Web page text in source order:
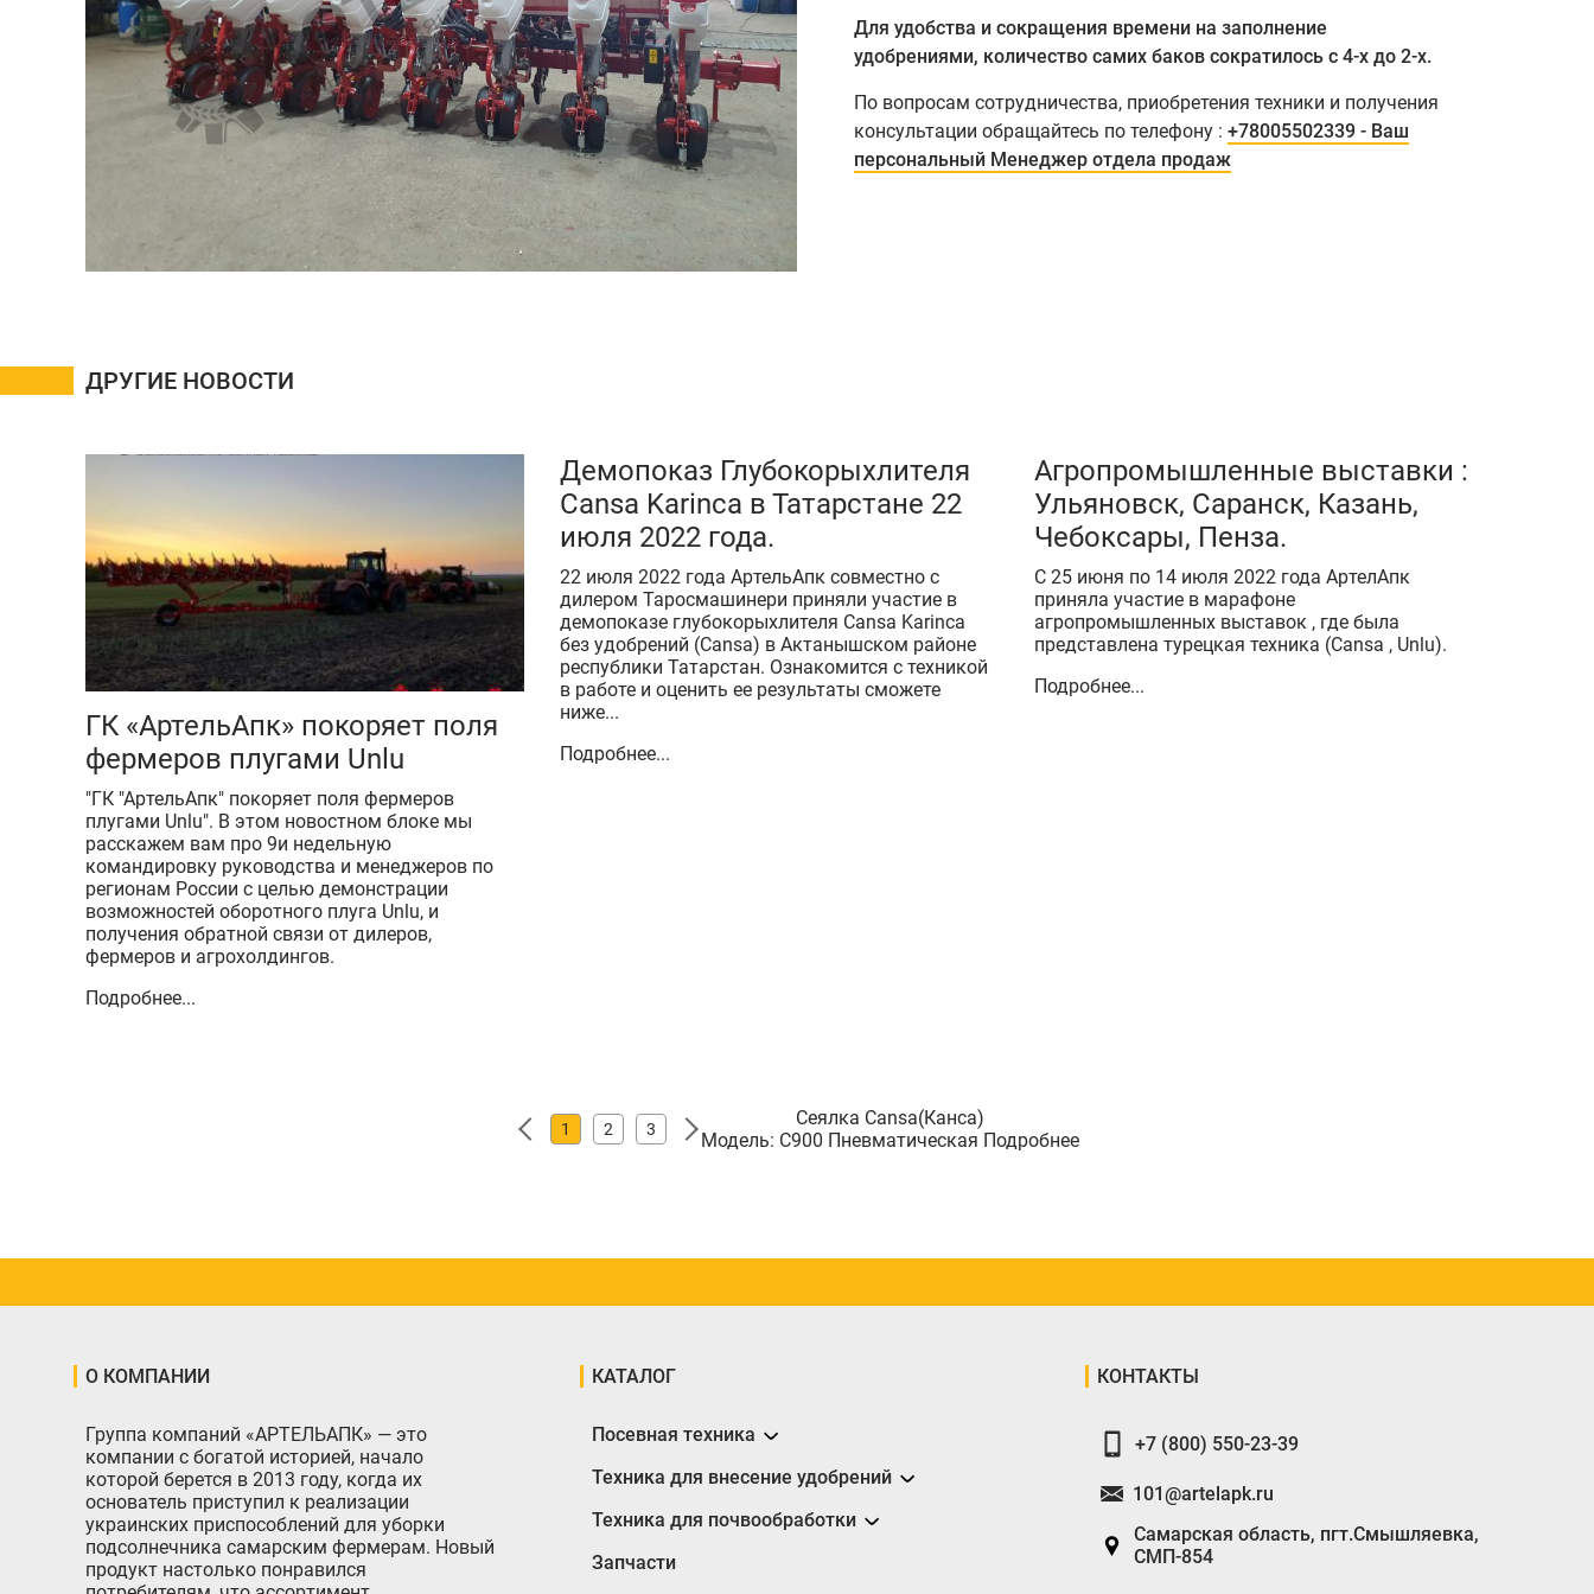
Для удобства и сокращения времени на заполнение
удобрениями, количество самих баков сократилось с 4-х до 2-х.
По вопросам сотрудничества, приобретения техники и получения
консультации обращайтесь по телефону : +78005502339 - Ваш
персональный Менеджер отдела продаж
ДРУГИЕ НОВОСТИ
ГК «АртельАпк» покоряет поля
фермеров плугами Unlu
"ГК "АртельАпк" покоряет поля фермеров
плугами Unlu". В этом новостном блоке мы
расскажем вам про 9и недельную
командировку руководства и менеджеров по
регионам России с целью демонстрации
возможностей оборотного плуга Unlu, и
получения обратной связи от дилеров,
фермеров и агрохолдингов.
Подробнее...
Демопоказ Глубокорыхлителя
Cansa Karinca в Татарстане 22
июля 2022 года.
22 июля 2022 года АртельАпк совместно с
дилером Таросмашинери приняли участие в
демопоказе глубокорыхлителя Cansa Karinca
без удобрений (Cansa) в Актанышском районе
республики Татарстан. Ознакомится с техникой
в работе и оценить ее результаты сможете
ниже...
Подробнее...
Агропромышленные выставки :
Ульяновск, Саранск, Казань,
Чебоксары, Пенза.
С 25 июня по 14 июля 2022 года АртелАпк
приняла участие в марафоне
агропромышленных выставок , где была
представлена турецкая техника (Cansa , Unlu).
Подробнее...
1 2 3
Сеялка Cansa(Канса)
Модель: C900 Пневматическая Подробнее
О КОМПАНИИ
Группа компаний «АРТЕЛЬАПК» — это
компании с богатой историей, начало
которой берется в 2013 году, когда их
основатель приступил к реализации
украинских приспособлений для уборки
подсолнечника самарским фермерам. Новый
продукт настолько понравился
КАТАЛОГ
Посевная техника
Сеялки
Техника для внесение удобрений
Разбрасыватели
Техника для почвообработки
Борона
Запчасти
КОНТАКТЫ
+7 (800) 550-23-39
101@artelapk.ru
Самарская область, пгт.Смышляевка,
СМП-854